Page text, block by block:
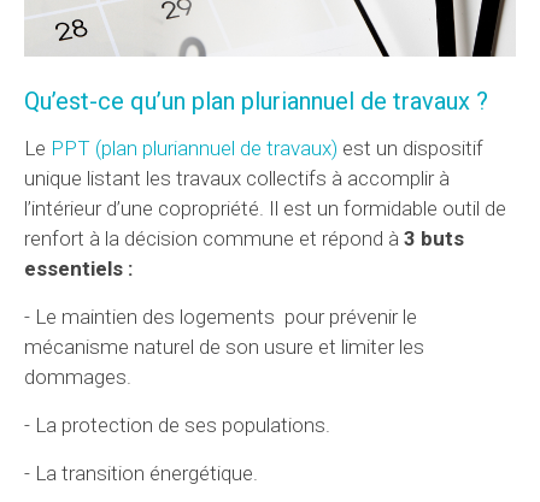
Qu’est-ce qu’un plan pluriannuel de travaux ?
Le PPT (plan pluriannuel de travaux) est un dispositif
unique listant les travaux collectifs à accomplir à
l’intérieur d’une copropriété. Il est un formidable outil de
renfort à la décision commune et répond à 3 buts
essentiels :
- Le maintien des logements pour prévenir le
mécanisme naturel de son usure et limiter les
dommages.
- La protection de ses populations.
- La transition énergétique.